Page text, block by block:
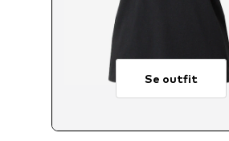
Se outfit